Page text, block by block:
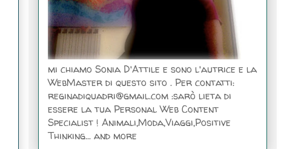
mi chiamo Sonia D'Attile e sono l'autrice e la
WebMaster di questo sito . Per contatti:
reginadiquadri@gmail.com :sarò lieta di
essere la tua Personal Web Content
Specialist ! Animali,Moda,Viaggi,Positive
Thinking... and more